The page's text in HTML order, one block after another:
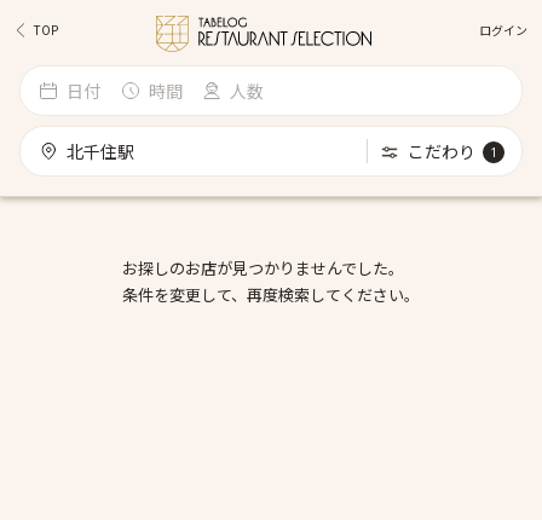
TOP ログイン
日付 時間 人数
北千住駅 こだわり 1
お探しのお店が見つかりませんでした。
条件を変更して、再度検索してください。